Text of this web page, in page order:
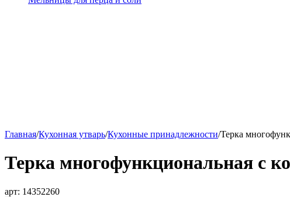
Главная/Кухонная утварь/Кухонные принадлежности/Терка
Терка многофункциональная с
арт: 14352260